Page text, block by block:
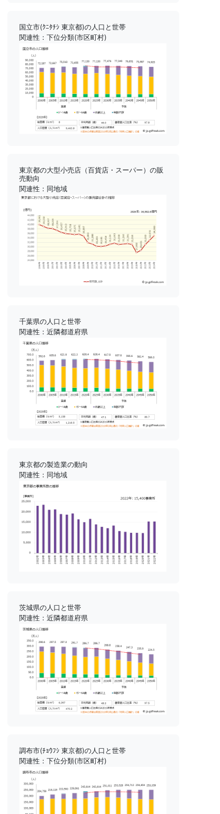
国立市(ｸﾆﾀﾁｼ 東京都)の人口と世帯
関連性：下位分類(市区町村)
東京都の大型小売店（百貨店・スーパー）の販
売動向
関連性：同地域
千葉県の人口と世帯
関連性：近隣都道府県
東京都の製造業の動向
関連性：同地域
茨城県の人口と世帯
関連性：近隣都道府県
調布市(ﾁｮｳﾌｼ 東京都)の人口と世帯
関連性：下位分類(市区町村)